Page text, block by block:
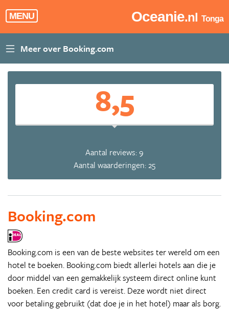
MENU Oceanie.nl Tonga
8,5
Aantal reviews: 9
Aantal waarderingen: 25
Booking.com
Booking.com is een van de beste websites ter wereld om een
hotel te boeken. Booking.com biedt allerlei hotels aan die je
door middel van een gemakkelijk systeem direct online kunt
boeken. Een credit card is vereist. Deze wordt niet direct
voor betaling gebruikt (dat doe je in het hotel) maar als borg.